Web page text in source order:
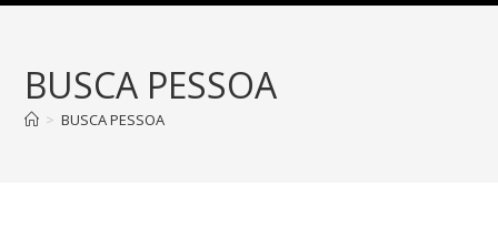
BUSCA PESSOA
> BUSCA PESSOA